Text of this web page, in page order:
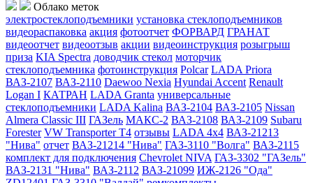
Облако меток
электростеклоподъемники установка стеклоподъемников
видеораспаковка акция фотоотчет ФОРВАРД ГРАНАТ
видеоотчет видеоотзыв акции видеоинструкция розыгрыш
приза KIA Spectra доводчик стекол моторчик
стеклоподъемника фотоинструкция Polcar LADA Priora
ВАЗ-2107 ВАЗ-2110 Daewoo Nexia Hyundai Accent Renault
Logan I КАТРАН LADA Granta универсальные
стеклоподъемники LADA Kalina ВАЗ-2104 ВАЗ-2105 Nissan
Almera Classic III ГАЗель МАКС-2 ВАЗ-2108 ВАЗ-2109 Subaru
Forester VW Transporter T4 отзывы LADA 4x4 ВАЗ-21213
"Нива" отчет ВАЗ-21214 "Нива" ГАЗ-3110 "Волга" ВАЗ-2115
комплект для подключения Chevrolet NIVA ГАЗ-3302 "ГАЗель"
ВАЗ-2131 "Нива" ВАЗ-2112 ВАЗ-21099 ИЖ-2126 "Ода"